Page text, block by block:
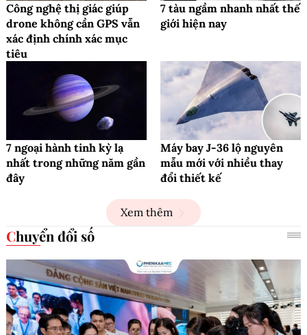
Công nghệ thị giác giúp
drone không cần GPS vẫn
xác định chính xác mục
tiêu
7 tàu ngầm nhanh nhất thế
giới hiện nay
7 ngoại hành tinh kỳ lạ
nhất trong những năm gần
đây
Máy bay J-36 lộ nguyên
mẫu mới với nhiều thay
đổi thiết kế
Xem thêm
Chuyển đổi số